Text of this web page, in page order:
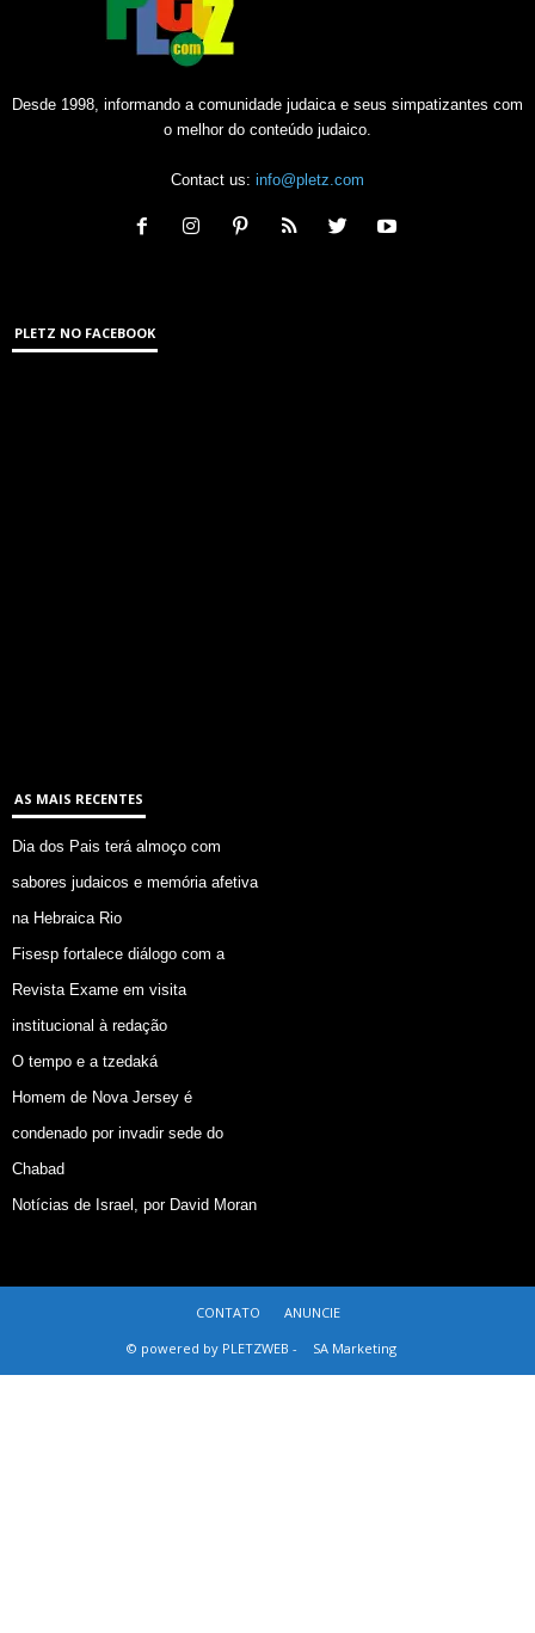
Desde 1998, informando a comunidade judaica e seus simpatizantes com
o melhor do conteúdo judaico.
Contact us: info@pletz.com
PLETZ NO FACEBOOK
AS MAIS RECENTES
Dia dos Pais terá almoço com
sabores judaicos e memória afetiva
na Hebraica Rio
Fisesp fortalece diálogo com a
Revista Exame em visita
institucional à redação
O tempo e a tzedaká
Homem de Nova Jersey é
condenado por invadir sede do
Chabad
Notícias de Israel, por David Moran
CONTATO
ANUNCIE
© powered by PLETZWEB -
SA Marketing